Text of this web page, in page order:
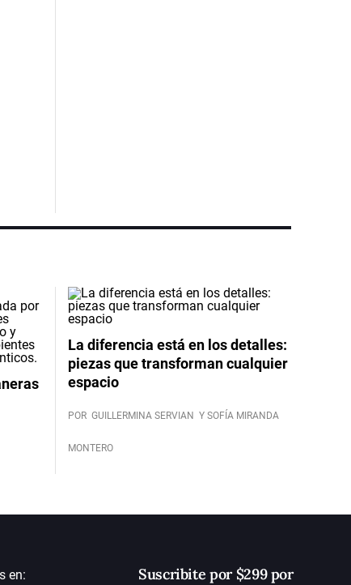
La diferencia está en los detalles:
piezas que transforman cualquier
espacio
POR GUILLERMINA SERVIAN Y SOFÍA MIRANDA
MONTERO
en: Suscribite por $299 por